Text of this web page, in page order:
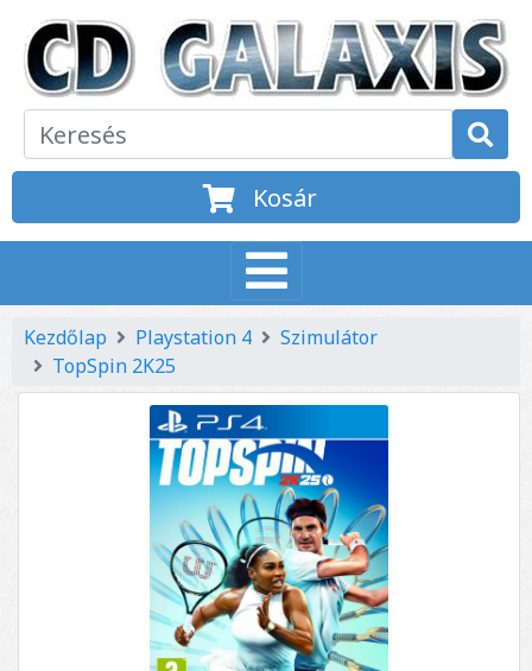
Kosár
Kezdőlap Playstation 4
Szimulátor
TopSpin 2K25